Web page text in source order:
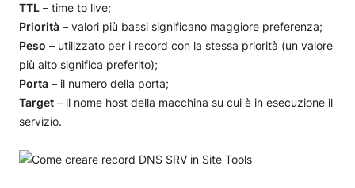
TTL – time to live;
Priorità – valori più bassi significano maggiore preferenza;
Peso – utilizzato per i record con la stessa priorità (un valore
più alto significa preferito);
Porta – il numero della porta;
Target – il nome host della macchina su cui è in esecuzione il
servizio.